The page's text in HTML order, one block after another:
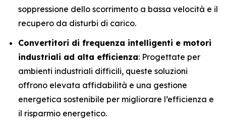
soppressione dello scorrimento a bassa velocità e il
recupero da disturbi di carico.
Convertitori di frequenza intelligenti e motori
industriali ad alta efficienza: Progettate per
ambienti industriali difficili, queste soluzioni
offrono elevata affidabilità e una gestione
energetica sostenibile per migliorare l’efficienza e
il risparmio energetico.